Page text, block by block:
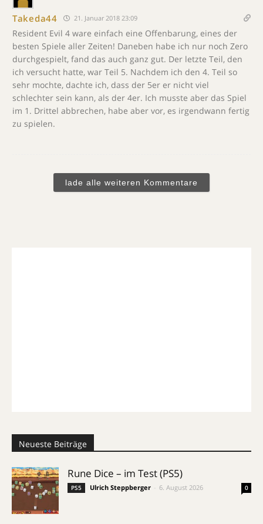
Takeda44 21. Januar 2018 23:09
Resident Evil 4 ware einfach eine Offenbarung, eines der
besten Spiele aller Zeiten! Daneben habe ich nur noch Zero
durchgespielt, fand das auch ganz gut. Der letzte Teil, den
ich versucht hatte, war Teil 5. Nachdem ich den 4. Teil so
sehr mochte, dachte ich, dass der 5er er nicht viel
schlechter sein kann, als der 4er. Ich musste aber das Spiel
im 1. Drittel abbrechen, habe aber vor, es irgendwann fertig
zu spielen.
lade alle weiteren Kommentare
Neueste Beiträge
Rune Dice – im Test (PS5)
PS5 Ulrich Steppberger 6. August 2026 0